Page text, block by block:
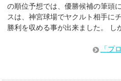
の順位予想では、優勝候補の筆頭
スは、神宮球場でヤクルト相手に
勝利を収める事が出来ました。 し
「プ